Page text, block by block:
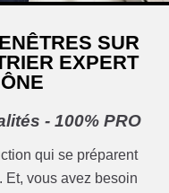
SUR
EXPERT
- 100% PRO
qui se préparent
Et, vous avez besoin